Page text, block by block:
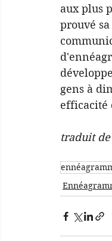
aux plus
prouvé
gens à
efficacité
traduit de